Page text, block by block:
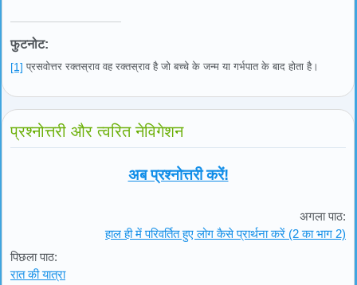
फुटनोट:
[1] प्रसवोत्तर रक्तस्राव वह रक्तस्राव है जो बच्चे के जन्म या गर्भपात के बाद होता है।
प्रश्नोत्तरी और त्वरित नेविगेशन
अब प्रश्नोत्तरी करें!
पिछला पाठ:
रात की यात्रा
अगला पाठ:
हाल ही में परिवर्तित हुए लोग कैसे प्रार्थना करें (2 का भाग 2)